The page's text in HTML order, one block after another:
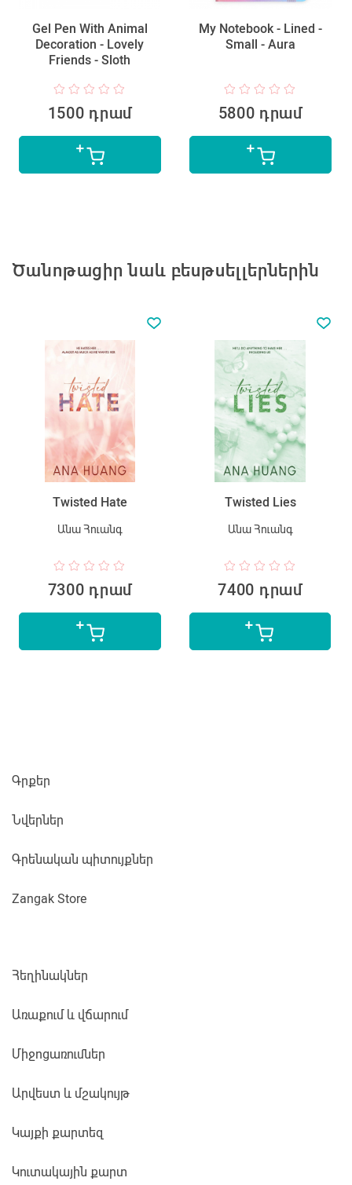
Gel Pen With Animal
Decoration - Lovely
Friends - Sloth
1500 դրամ
My Notebook - Lined -
Small - Aura
5800 դրամ
Ծանոթացիր նաև բեսթսելլերներին
Twisted Hate
Անա Հուանգ
7300 դրամ
Twisted Lies
Անա Հուանգ
7400 դրամ
Գրքեր
Նվերներ
Գրենական պիտույքներ
Zangak Store
Հեղինակներ
Առաքում և վճարում
Միջոցառումներ
Արվեստ և մշակույթ
Կայքի քարտեզ
Կուտակային քարտ